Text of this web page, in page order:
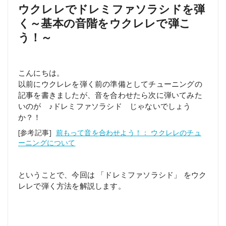
ウクレレでドレミファソラシドを弾
く～基本の音階をウクレレで弾こ
う！～
こんにちは。
以前にウクレレを弾く前の準備としてチューニングの
記事を書きましたが、音を合わせたら次に弾いてみた
いのが ♪ドレミファソラシド じゃないでしょう
か？！
[参考記事] 前もって音を合わせよう！： ウクレレのチュ
ーニングについて
ということで、今回は 「ドレミファソラシド」 をウク
レレで弾く方法を解説します。